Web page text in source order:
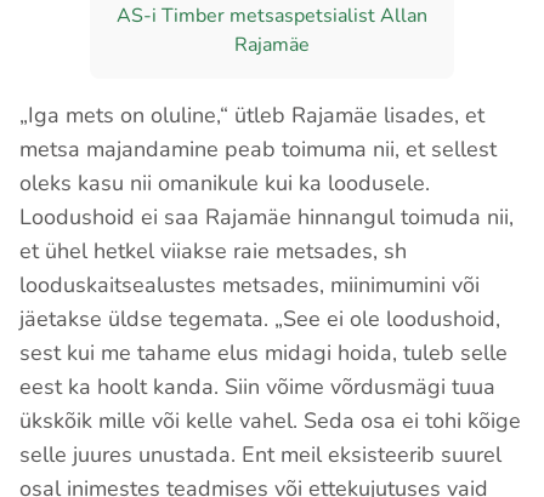
AS-i Timber metsaspetsialist Allan
Rajamäe
„Iga mets on oluline,“ ütleb Rajamäe lisades, et
metsa majandamine peab toimuma nii, et sellest
oleks kasu nii omanikule kui ka loodusele.
Loodushoid ei saa Rajamäe hinnangul toimuda nii,
et ühel hetkel viiakse raie metsades, sh
looduskaitsealustes metsades, miinimumini või
jäetakse üldse tegemata. „See ei ole loodushoid,
sest kui me tahame elus midagi hoida, tuleb selle
eest ka hoolt kanda. Siin võime võrdusmägi tuua
ükskõik mille või kelle vahel. Seda osa ei tohi kõige
selle juures unustada. Ent meil eksisteerib suurel
osal inimestes teadmises või ettekujutuses vaid